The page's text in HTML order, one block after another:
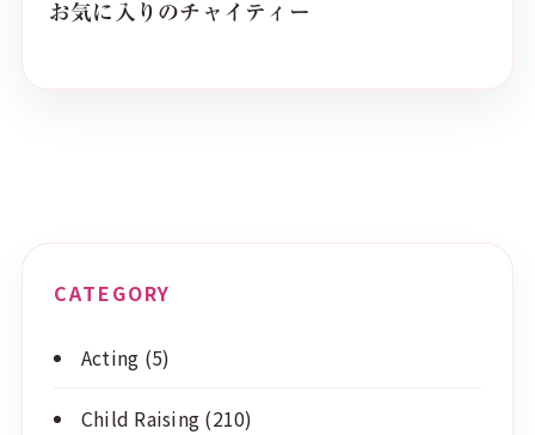
お気に入りのチャイティー
CATEGORY
Acting (5)
Child Raising (210)